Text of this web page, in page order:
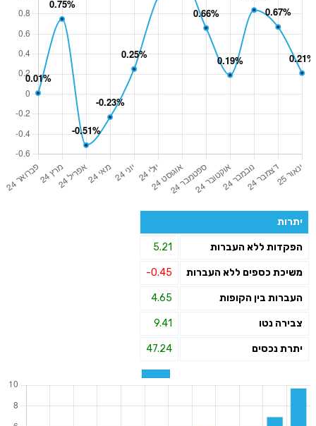
יתרות
הפקדות ללא העברות 5.21
משיכת כספים ללא העברות -0.45
העברות בין הקופות 4.65
צבירה נטו 9.41
יתרת נכסים 47.24